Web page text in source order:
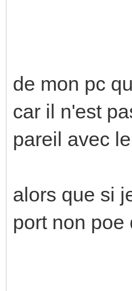
de mon pc
car il n'est
pareil avec
alors que si
port non poe